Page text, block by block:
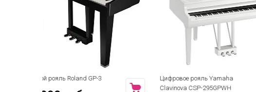
Цифровое рояль Yamaha
Clavinova CSP-295GPWH
Цифровой рояль Yamaha
Clavinova CVP-909GP